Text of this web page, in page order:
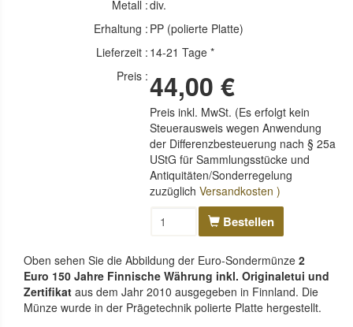
Metall :div.
Erhaltung : PP (polierte Platte)
Lieferzeit : 14-21 Tage *
Preis :44,00 €
Preis inkl. MwSt. (Es erfolgt kein
Steuerausweis wegen Anwendung
der Differenzbesteuerung nach § 25a
UStG für Sammlungsstücke und
Antiquitäten/Sonderregelung
zuzüglichVersandkosten )
Bestellen
Oben sehen Sie die Abbildung der Euro-Sondermünze 2
Euro 150 Jahre Finnische Währung inkl. Originaletui und
Zertifikat aus dem Jahr 2010 ausgegeben in Finnland. Die
Münze wurde in der Prägetechnik polierte Platte hergestellt.